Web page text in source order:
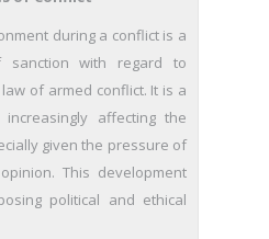
during a conflict is a
sanction with regard to
of armed conflict. It is a
affecting the
given the pressure of
This development
political and ethical